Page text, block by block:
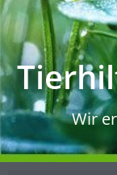
Wir